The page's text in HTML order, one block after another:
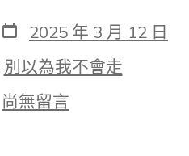
發
表
日
期
2025 年 3 月 12 日
別以為我不會走
在
〈當
尚無留言